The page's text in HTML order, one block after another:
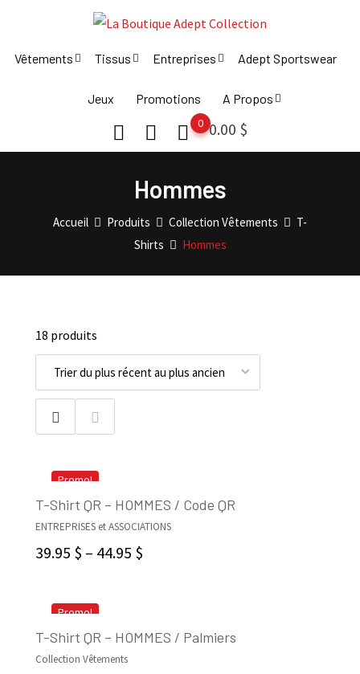
content
Vêtements Tissus Entreprises Adept Sportswear
Jeux Promotions A Propos
0.00 $
0
Hommes
Accueil Produits Collection Vêtements
T-
Shirts
Hommes
18 produits
Promo!
T-Shirt QR – HOMMES / Code QR
ENTREPRISES et ASSOCIATIONS
39.95 $ – 44.95 $
Promo!
T-Shirt QR – HOMMES / Palmiers
Collection Vêtements